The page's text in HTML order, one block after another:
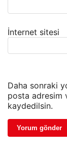
İnternet sitesi
Daha sonraki
posta adresim
kaydedilsin.